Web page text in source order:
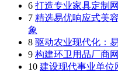
6 打造专业家具定制
7 精选易优响应式美
象
8 驱动农业现代化：
9 构建环卫用品厂商
10 建设现代事业单位